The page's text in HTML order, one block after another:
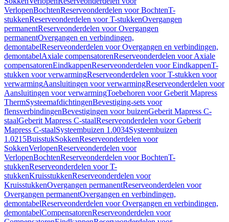
VerlopenBochtenReserveonderdelen voor BochtenT-
stukkenReserveonderdelen voor T-stukkenOvergangen
permanentReserveonderdelen voor Overgangen
permanentOvergangen en verbindingen,
demontabelReserveonderdelen voor Overgangen en verbindingen,
demontabelAxiale compensatorenReserveonderdelen voor Axiale
compensatorenEindkappenReserveonderdelen voor EindkappenT-
stukken voor verwarmingReserveonderdelen voor T-stukken voor
verwarmingAansluitingen voor verwarmingReserveonderdelen voor
Aansluitingen voor verwarmingToebehoren voor Geberit Mapress
ThermSysteemafdichtingenBevestiging-sets voor
flensverbindingenBevestigingen voor buizenGeberit Mapress C-
staalGeberit Mapress C-staalReserveonderdelen voor Geberit
Mapress C-staalSysteembuizen 1.0034Systeembuizen
1.0215BuisstukSokkenReserveonderdelen voor
SokkenVerlopenReserveonderdelen voor
VerlopenBochtenReserveonderdelen voor BochtenT-
stukkenReserveonderdelen voor T-
stukkenKruisstukkenReserveonderdelen voor
KruisstukkenOvergangen permanentReserveonderdelen voor
Overgangen permanentOvergangen en verbindingen,
demontabelReserveonderdelen voor Overgangen en verbindingen,
demontabelCompensatorenReserveonderdelen voor